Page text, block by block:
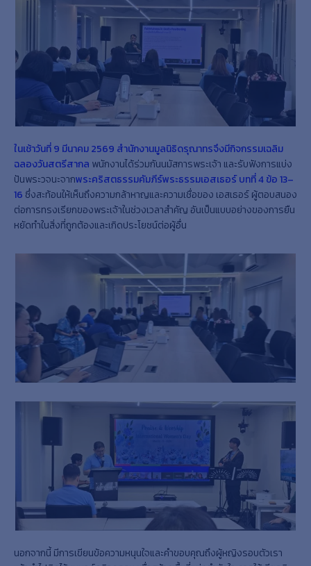
ในเช้าวันที่9 มีนาคม2569 สำนักงานมูลนิธิดรุณาทรจึงมีกิจกรรมเฉลิม
ฉลองวันสตรีสากล พนักงานได้ร่วมกันนมัสการพระเจ้า และรับฟังการแบ่ง
ปันพระวจนะจากพระคริสตธรรมคัมภีร์พระธรรมเอสเธอร์ บทที่ 4 ข้อ 13–
16 ซึ่งสะท้อนให้เห็นถึงความกล้าหาญและความเชื่อของ เอสเธอร์ ผู้ตอบสนอง
ต่อการทรงเรียกของพระเจ้าในช่วงเวลาสำคัญ อันเป็นแบบอย่างของการยืน
หยัดทำในสิ่งที่ถูกต้องและเกิดประโยชน์ต่อผู้อื่น
นอกจากนี้ มีการเขียนข้อความหนุนใจและคำขอบคุณถึงผู้หญิงรอบตัวเรา